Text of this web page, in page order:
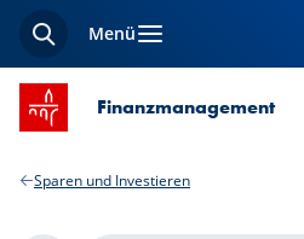
SucheMenü
Startseite SPUERKEESS
Finanzmanagement
Sparen und Investieren